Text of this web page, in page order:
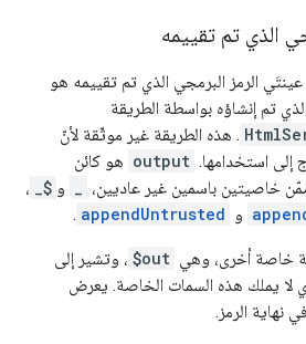
الذي تم تقييمه
الرمز البرمجي الذي تم تقييمه هو
الذي تم إنشاؤه بواسطة الطريقة
. هذه الطريقة غير موثّقة لأنّ
إلى استخدامها. output هو كائن
خاصيتين باسمين غير عاديين، و _$
،
و appendUntrusted
.
خاصة أخرى، وهي $out ، وتشير إلى
لا يملك هذه السمات الخاصة. يعرض
نهاية الرمز.